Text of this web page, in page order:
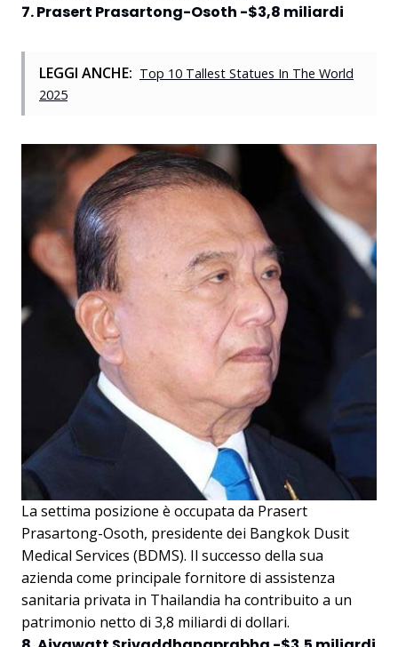
7. Prasert Prasartong-Osoth -$3,8 miliardi
LEGGI ANCHE: Top 10 Tallest Statues In The World
2025
La settima posizione è occupata da Prasert
Prasartong-Osoth, presidente dei Bangkok Dusit
Medical Services (BDMS). Il successo della sua
azienda come principale fornitore di assistenza
sanitaria privata in Thailandia ha contribuito a un
patrimonio netto di 3,8 miliardi di dollari.